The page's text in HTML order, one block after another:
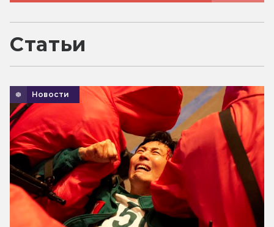
Статьи
Новости